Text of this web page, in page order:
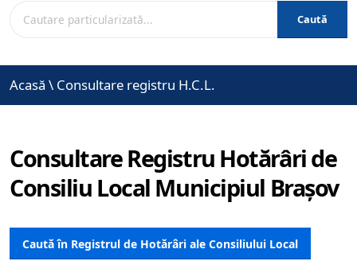
Caută
Acasă \ Consultare registru H.C.L.
Consultare Registru Hotărâri de
Consiliu Local Municipiul Brașov
Caută în Registrul de Hotărâri ale Consiliului Local